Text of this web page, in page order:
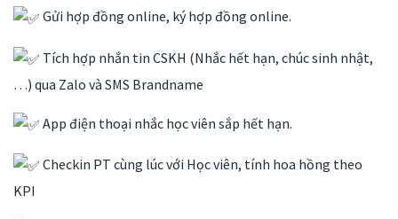
Gửi hợp đồng online, ký hợp đồng online.
Tích hợp nhắn tin CSKH (Nhắc hết hạn, chúc sinh nhật,
…) qua Zalo và SMS Brandname
App điện thoại nhắc học viên sắp hết hạn.
Checkin PT cùng lúc với Học viên, tính hoa hồng theo
KPI